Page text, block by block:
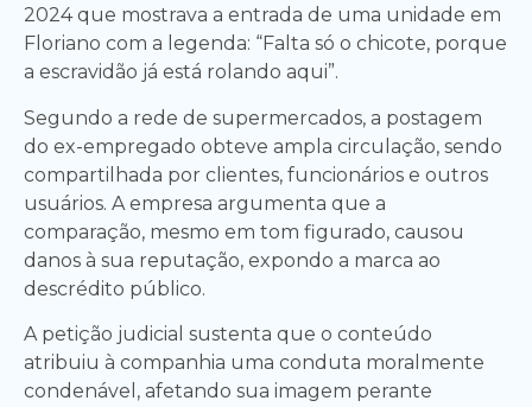
2024 que mostrava a entrada de uma unidade em
Floriano com a legenda: “Falta só o chicote, porque
a escravidão já está rolando aqui”.
Segundo a rede de supermercados, a postagem
do ex-empregado obteve ampla circulação, sendo
compartilhada por clientes, funcionários e outros
usuários. A empresa argumenta que a
comparação, mesmo em tom figurado, causou
danos à sua reputação, expondo a marca ao
descrédito público.
A petição judicial sustenta que o conteúdo
atribuiu à companhia uma conduta moralmente
condenável, afetando sua imagem perante